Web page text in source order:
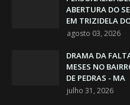
ABERTURA DO
EM TRIZIDELA
agosto 03, 2026
DRAMA DA
MESES NO
DE PEDRAS - MA
julho 31, 2026